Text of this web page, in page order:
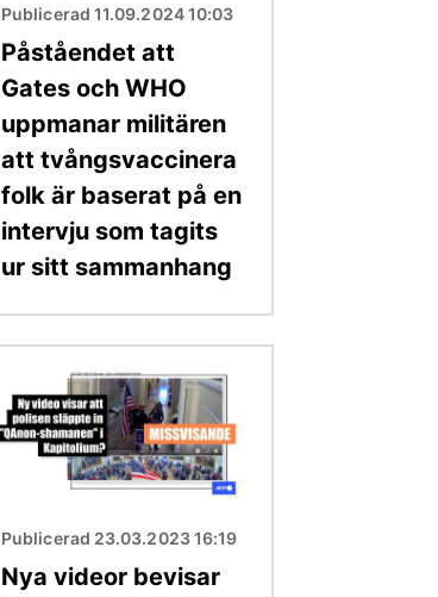
Publicerad 11.09.2024 10:03
Påståendet att
Gates och WHO
uppmanar militären
att tvångsvaccinera
folk är baserat på en
intervju som tagits
ur sitt sammanhang
Publicerad 23.03.2023 16:19
Nya videor bevisar